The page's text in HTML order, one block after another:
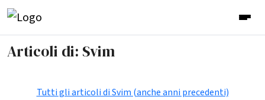
Articoli di: Svim
Tutti gli articoli di Svim (anche anni precedenti)